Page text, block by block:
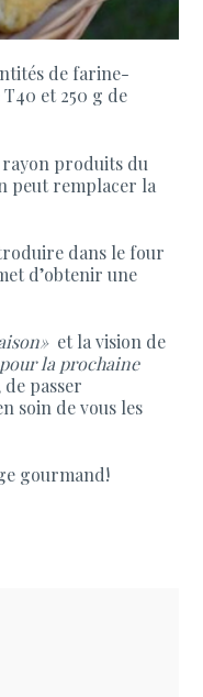
de farine-
et 250 g de
produits du
peut remplacer la
dans le four
d’obtenir une
et la vision de
la prochaine
passer
soin de vous les
gourmand!